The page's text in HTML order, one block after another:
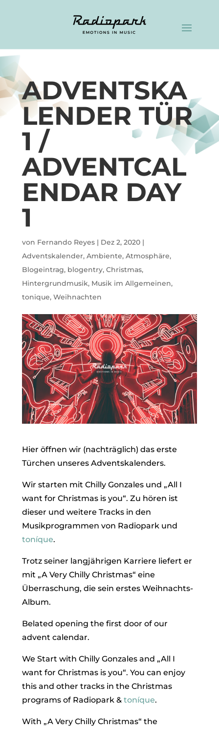
ADVENTSKA
LENDER TÜR
1 /
ADVENTCAL
ENDAR DAY
1
von Fernando Reyes| Dez 2, 2020|
Adventskalender, Ambiente, Atmosphäre,
Blogeintrag, blogentry, Christmas,
Hintergrundmusik, Musik im Allgemeinen,
tonique, Weihnachten
Hier öffnen wir (nachträglich) das erste
Türchen unseres Adventskalenders.
Wir starten mit Chilly Gonzales und „All I
want for Christmas is you“. Zu hören ist
dieser und weitere Tracks in den
Musikprogrammen von Radiopark und
toníque.
Trotz seiner langjährigen Karriere liefert er
mit „A Very Chilly Christmas“ eine
Überraschung, die sein erstes Weihnachts-
Album.
Belated opening the first door of our
advent calendar.
We Start with Chilly Gonzales and „All I
want for Christmas is you“. You can enjoy
this and other tracks in the Christmas
programs of Radiopark & toníque.
With „A Very Chilly Christmas“ the